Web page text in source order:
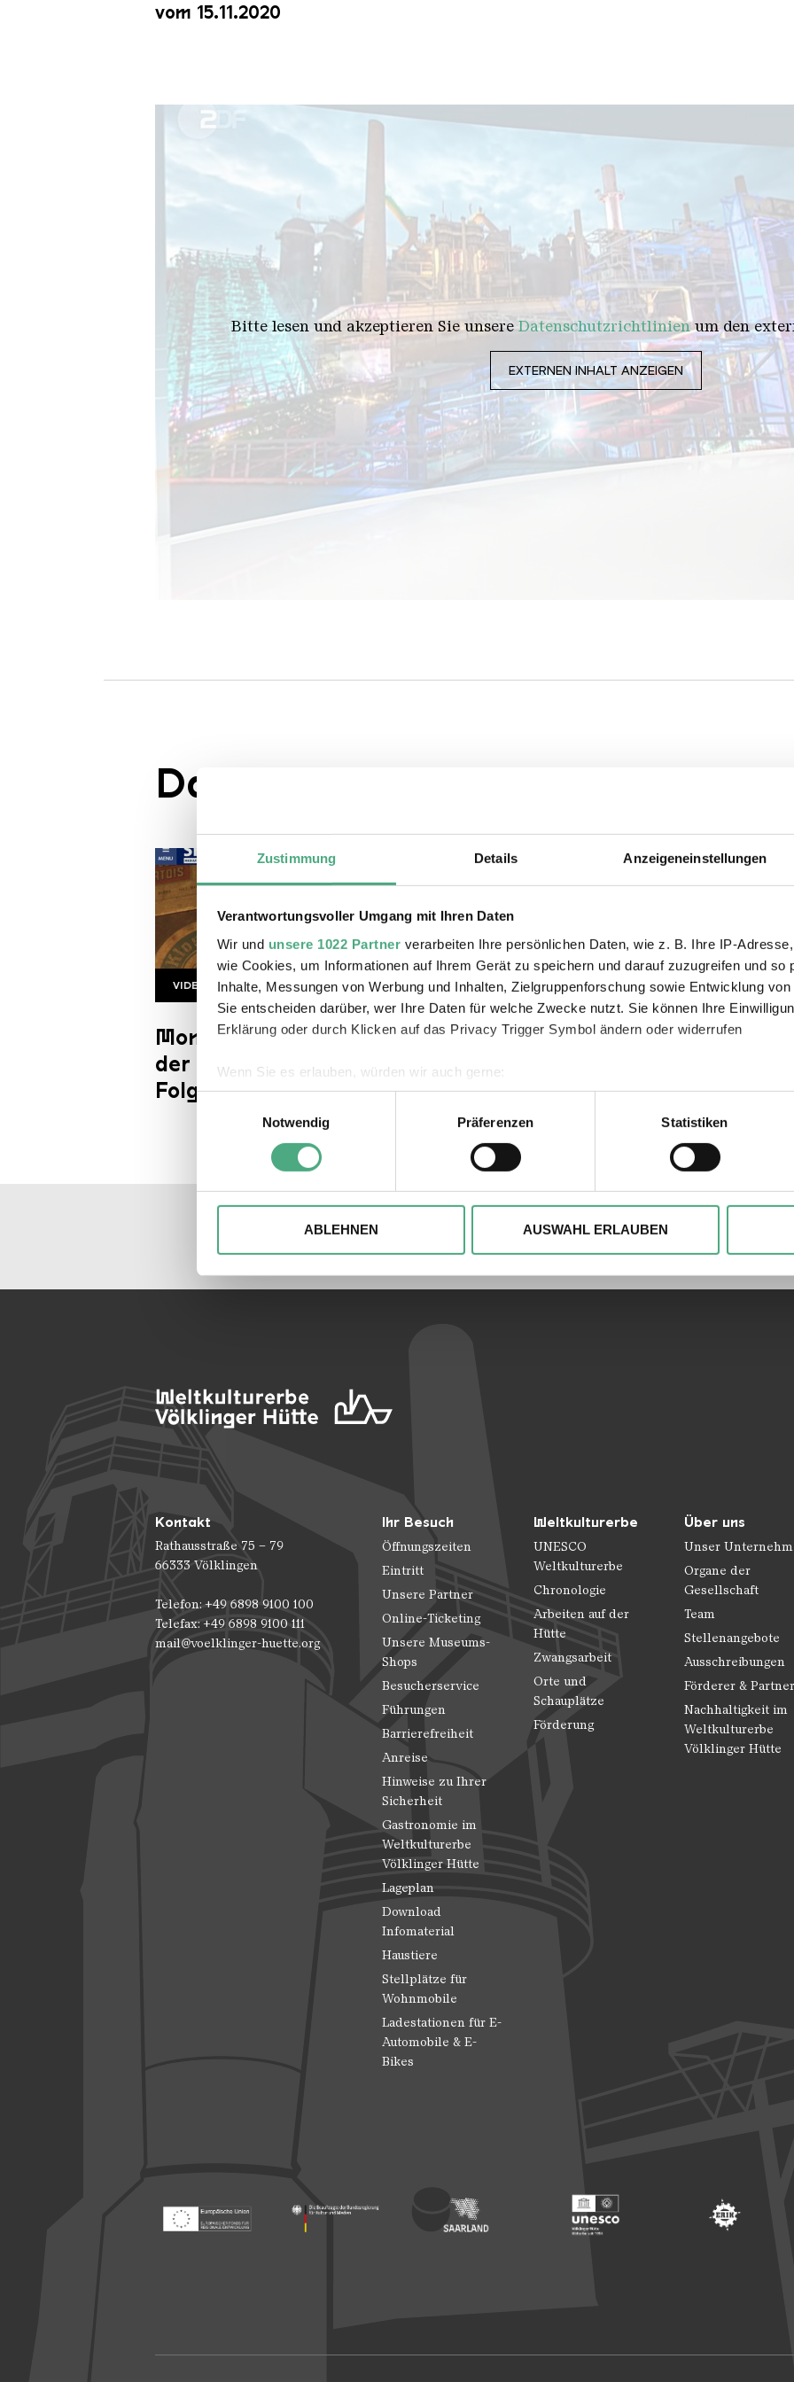
Zustimmung Details Anzeigeneinstellungen
Verantwortungsvoller Umgang mit Ihren Daten
Wir und unsere 1022 Partner verarbeiten Ihre persönlichen Daten, wie z. B. Ihre IP-
wie Cookies, um Informationen auf Ihrem Gerät zu speichern und darauf zuzugreifen und so
Inhalte, Messungen von Werbung und Inhalten, Zielgruppenforschung sowie Entwicklung
Sie entscheiden darüber, wer Ihre Daten für welche Zwecke nutzt. Sie können Ihre
Erklärung oder durch Klicken auf das Privacy Trigger Symbol ändern oder widerrufen
Wenn Sie es erlauben, würden wir auch gerne:
Informationen über Ihre geografische Lage erfassen, welche bis auf einige Meter genau
Ihr Gerät durch aktives Scannen nach bestimmten Merkmalen (Fingerprinting)
Erfahren Sie mehr darüber, wie Ihre persönlichen Daten verarbeitet werden, und legen Sie
Einzelheitenfest.
Wir verwenden ggfs. Cookies, um Inhalte und Anzeigen zu personalisieren, besondere
die Zugriffe auf unsere Website zu analysieren. Außerdem geben wir ggfs. Informationen zu
Website an unsere Partner für soziale Medien, Werbung und Analysen weiter. Unsere
der Dienste gesammelt haben.
Einwilligungsauswahl
Notwendig
Präferenzen Statistiken
ABLEHNEN AUSWAHL ERLAUBEN
vom 15.11.2020
Bitte lesen und akzeptieren Sie unsereDatenschutzrichtlinienum den
EXTERNEN INHALT ANZEIGEN
Das könnte Sie auch
SR Mon Tresor1 1920w v2
VIDEO
Mon Trésor | Der Schatz
der Saarländer*innen |
Folge 1
Folge 2 1920w
VIDEO
Mon Trésor | Der Schatz
der Saarländer*innen |
Folge 2
Verlinkungen zu
Kontakt
Rathausstraße 75 – 79
66333 Völklingen
Telefon: +49 6898 9100 100
Telefax: +49 6898 9100 111
mail@voelklinger-huette.org
Ihr Besuch
Öffnungszeiten
Eintritt
Unsere Partner
Online-Ticketing
Unsere Museums-
Shops
Besucherservice
Führungen
Barrierefreiheit
Anreise
Hinweise zu Ihrer
Sicherheit
Gastronomie im
Weltkulturerbe
Völklinger Hütte
Lageplan
Download
Infomaterial
Haustiere
Stellplätze für
Wohnmobile
Ladestationen für E-
Automobile & E-
Bikes
Weltkulturerbe
UNESCO
Weltkulturerbe
Chronologie
Arbeiten auf der
Hütte
Zwangsarbeit
Orte und
Schauplätze
Förderung
Über uns
Unser
Organe der
Gesellschaft
Team
Stellenangebote
Ausschreibungen
Förderer &
Nachhaltigkeit im
Weltkulturerbe
Völklinger Hütte